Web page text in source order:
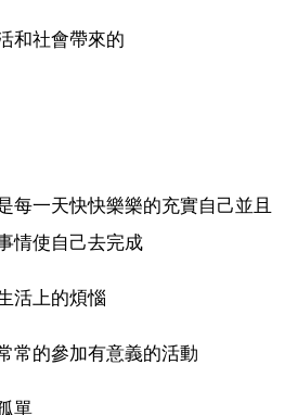
和社會帶來的
每一天快快樂樂的充實自己並且
情使自己去完成
活上的煩惱
常的參加有意義的活動
單